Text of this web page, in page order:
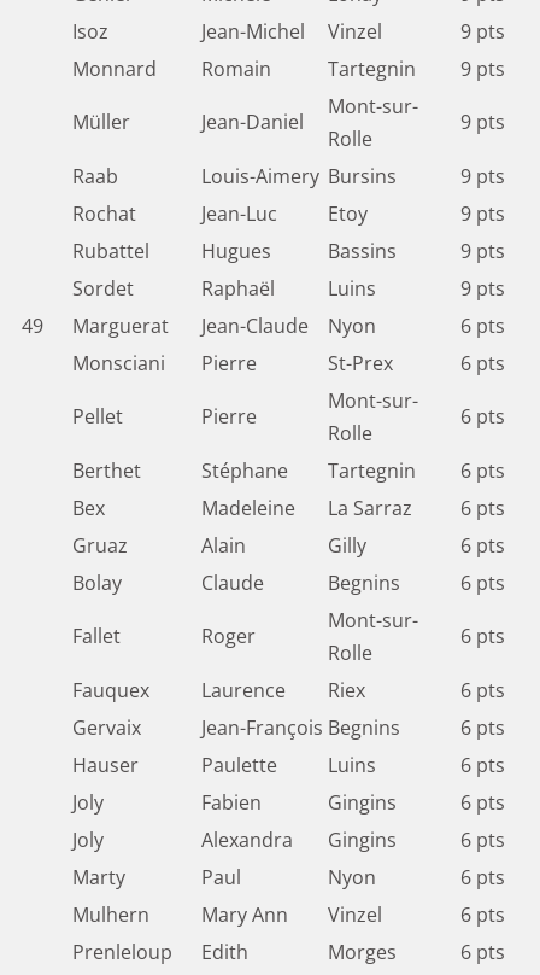
Isoz
Jean-Michel Vinzel
9 pts
Monnard
Romain Tartegnin
9 pts
Müller
Jean-Daniel
Mont-sur-
Rolle
9 pts
Raab Louis-Aimery Bursins
9 pts
Rochat
Jean-Luc Etoy
9 pts
Rubattel
Hugues Bassins
9 pts
Sordet
Raphaël Luins
9 pts
49
Marguerat Jean-Claude Nyon
6 pts
Monsciani
Pierre St-Prex
6 pts
Pellet
Pierre
Mont-sur-
Rolle
6 pts
Berthet Stéphane Tartegnin
6 pts
Bex
Madeleine La Sarraz
6 pts
Gruaz
Alain Gilly
6 pts
Bolay
Claude Begnins
6 pts
Fallet
Roger
Mont-sur-
Rolle
6 pts
Fauquex Laurence Riex
6 pts
Gervaix
Jean-François Begnins
6 pts
Hauser
Paulette Luins
6 pts
Joly
Fabien Gingins
6 pts
Joly
Alexandra Gingins
6 pts
Marty
Paul Nyon
6 pts
Mulhern
Mary Ann Vinzel
6 pts
Prenleloup
Edith Morges
6 pts